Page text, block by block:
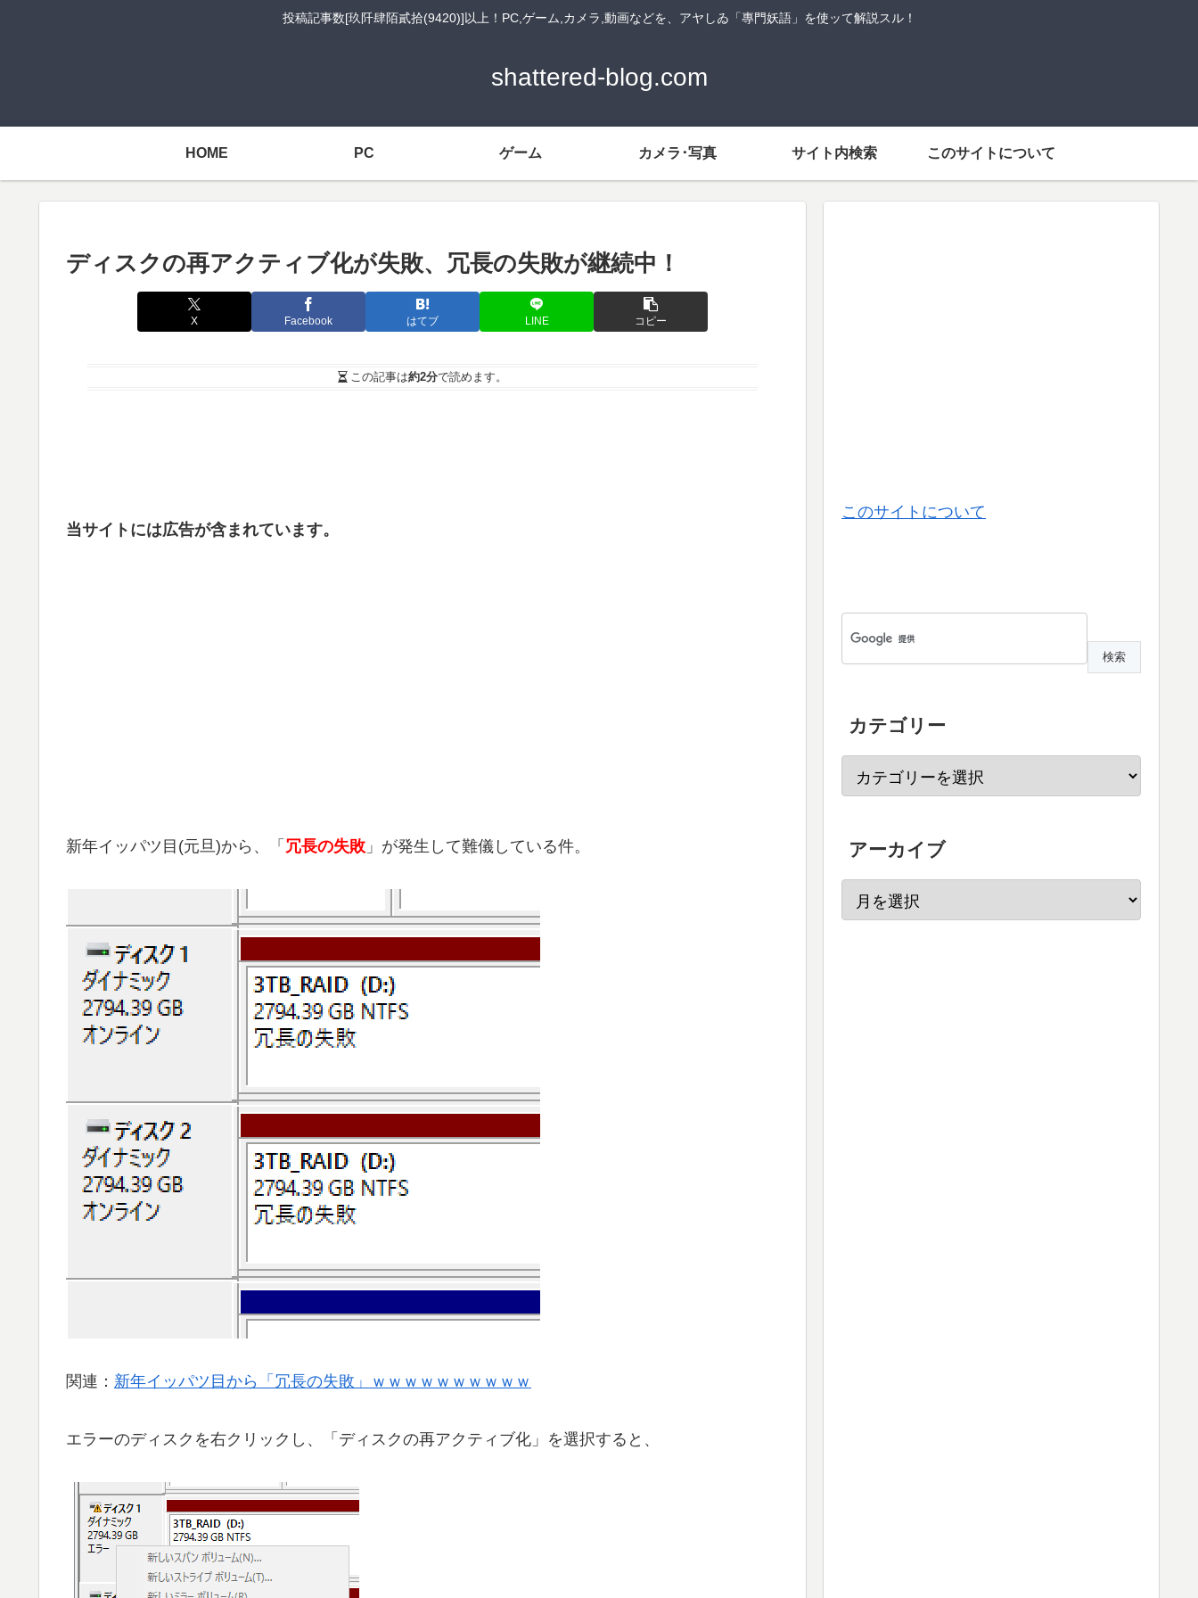
投稿記事数[玖阡肆陌貳拾(9420)]以上！PC,ゲーム,カメラ,動画などを、アヤしゐ「專門妖語」を使ッて解説スル！
shattered-blog.com
HOME PC ゲーム カメラ･写真 サイト内検索 このサイトについて
ディスクの再アクティブ化が失敗、冗長の失敗が継続中！
X Facebook はてブ LINE コピー
この記事は約2分で読めます。
当サイトには広告が含まれています。
新年イッパツ目(元旦)から、「 冗長の失敗 」が発生して難儀している件。
関連： 新年イッパツ目から「冗長の失敗」ｗｗｗｗｗｗｗｗｗｗ
エラーのディスクを右クリックし、「ディスクの再アクティブ化」を選択すると、
このサイトについて
カテゴリー
アーカイブ